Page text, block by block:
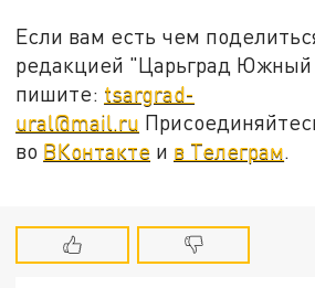
Если вам есть чем
редакцией "Царьград Южный
пишите: tsargrad-
ural@mail.ru
во ВКонтакте и в Телеграм.